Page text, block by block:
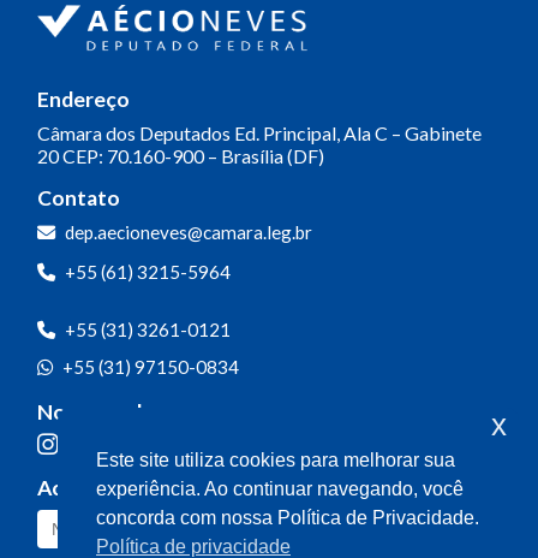
Endereço
Câmara dos Deputados Ed. Principal, Ala C – Gabinete
20CEP: 70.160-900 – Brasília (DF)
Contato
dep.aecioneves@camara.leg.br
+55 (61) 3215-5964
+55 (31) 3261-0121
+55 (31) 97150-0834
Nossas redes
Acompanhe o meu mandato
Este site utiliza cookies para melhorar sua
experiência. Ao continuar navegando, você
concorda com nossa Política de Privacidade.
Política de privacidade
x